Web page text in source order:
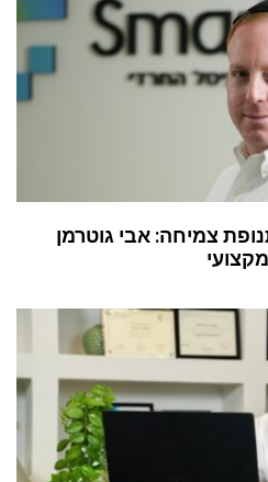
צמיחה: אבי גוטרמן